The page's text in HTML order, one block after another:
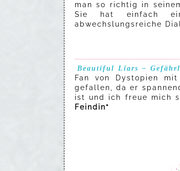
man so richtig in
Sie hat einfach ein
abwechslungsreiche
Beautiful Liars –
Fan von Dystopien
gefallen, da er
ist und ich freue mich
Feindin“